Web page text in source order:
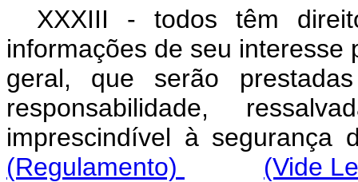
XXXIII - todos têm
informações de seu interesse
geral, que serão
responsabilidade,
imprescindível à
(Regulamento)
(Vide